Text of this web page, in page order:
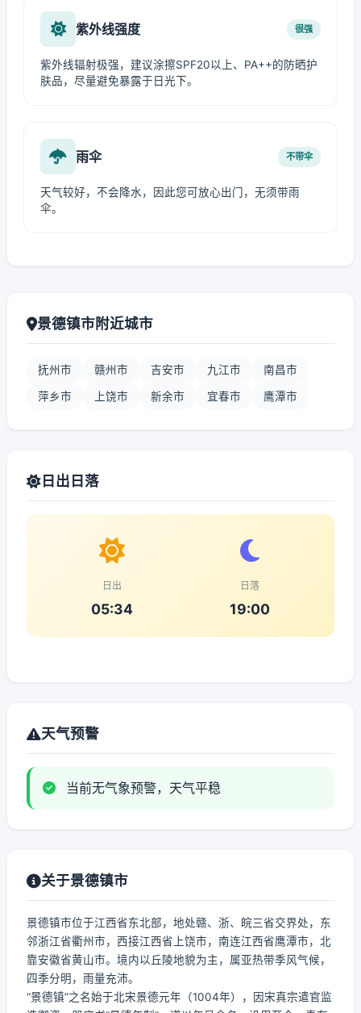
紫外线强度 很强
紫外线辐射极强，建议涂擦SPF20以上、PA++的防晒护
肤品，尽量避免暴露于日光下。
雨伞 不带伞
天气较好，不会降水，因此您可放心出门，无须带雨
伞。
景德镇市附近城市
抚州市 赣州市 吉安市 九江市 南昌市
萍乡市 上饶市 新余市 宜春市 鹰潭市
日出日落
日出
05:34
日落
19:00
天气预警
当前无气象预警，天气平稳
关于景德镇市
景德镇市位于江西省东北部，地处赣、浙、皖三省交界处，东
邻浙江省衢州市，西接江西省上饶市，南连江西省鹰潭市，北
靠安徽省黄山市。境内以丘陵地貌为主，属亚热带季风气候，
四季分明，雨量充沛。
“景德镇”之名始于北宋景德元年（1004年），因宋真宗遣官监